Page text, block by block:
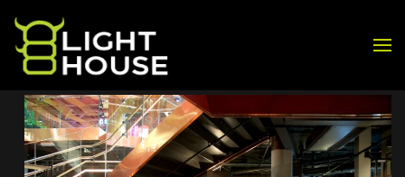
Skip to main content